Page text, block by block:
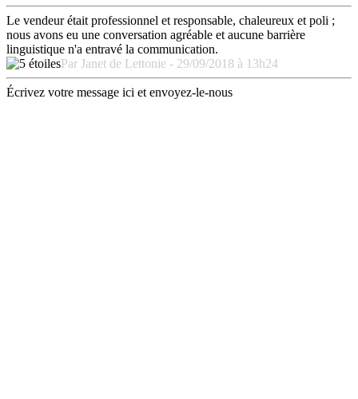
Le vendeur était professionnel et responsable, chaleureux et poli ;
nous avons eu une conversation agréable et aucune barrière
linguistique n'a entravé la communication.
Par Janet de Lettonie - 29/09/2018 à 13h24
Écrivez votre message ici et envoyez-le-nous